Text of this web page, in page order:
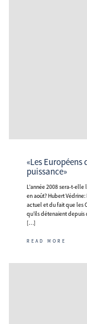
«Les Européens doivent redécouvrir la nécessité de la
puissance»
L’année 2008 sera-t-elle l’année de la Chine, marquée par les Jeux olympiques de Pékin
en août? Hubert
actuel et du fait que les
qu’ils détenaient depuis
[…]
READ MORE